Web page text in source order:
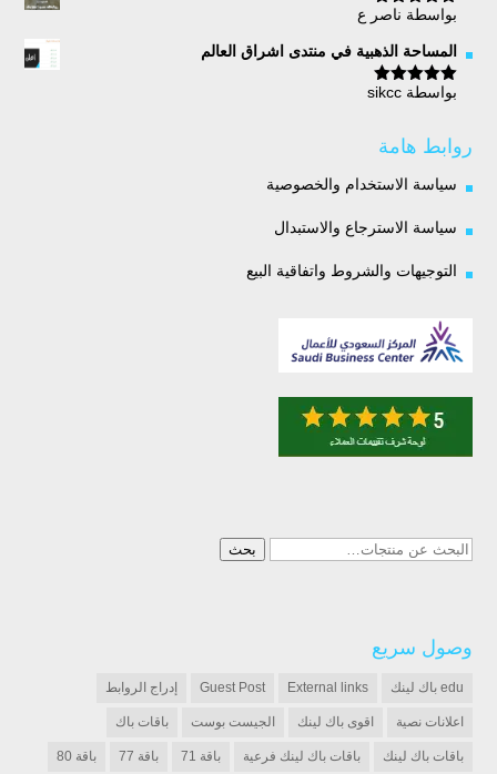
تم التقييم5
بواسطة ناصر ع
المساحة الذهبية في منتدى اشراق العالم
تم التقييم5
بواسطة sikcc
روابط هامة
سياسة الاستخدام والخصوصية
سياسة الاسترجاع والاستبدال
التوجيهات والشروط واتفاقية البيع
البحث
بحث
وصول سريع
edu باك لينك External links
Guest Post إدراج الروابط
اعلانات نصية اقوى باك لينك الجيست بوست باقات باك
باقات باك لينك باقات باك لينك فرعية باقة 71 باقة 77 باقة 80